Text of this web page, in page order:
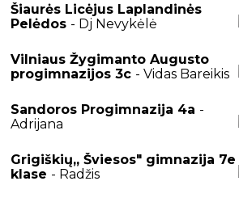
Šiaurės Licėjus Laplandinės
Pelėdos - Dj Nevykėlė
Vilniaus Žygimanto Augusto
progimnazijos 3c - Vidas Bareikis
Sandoros Progimnazija 4a -
Adrijana
Grigiškių,, Šviesos" gimnazija 7e
klase - Radžis